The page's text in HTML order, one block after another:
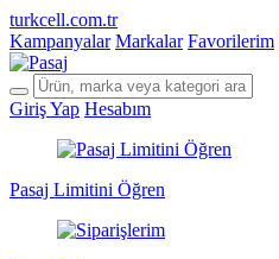
turkcell.com.tr
Kampanyalar Markalar Favorilerim
Giriş Yap Hesabım
Pasaj Limitini Öğren